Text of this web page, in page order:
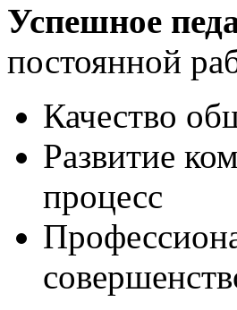
Успешное
постоянной
Качество
Развитие
процесс